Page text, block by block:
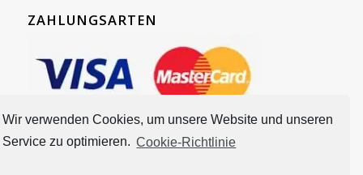
Wir verwenden Cookies, um unsere Website und unseren
Service zu optimieren. Cookie-Richtlinie
ZAHLUNGSARTEN